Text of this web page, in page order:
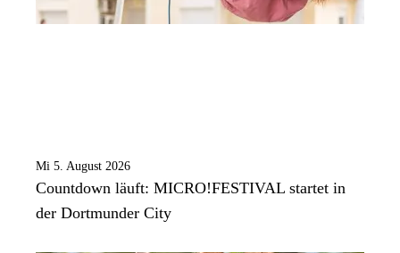
Mi 5. August 2026
Countdown läuft: MICRO!FESTIVAL startet in
der Dortmunder City